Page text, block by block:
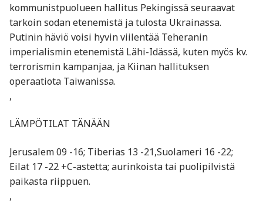
kommunistpuolueen hallitus Pekingissä seuraavat
tarkoin sodan etenemistä ja tulosta Ukrainassa.
Putinin häviö voisi hyvin viilentää Teheranin
imperialismin etenemistä Lähi-Idässä, kuten myös kv.
terrorismin kampanjaa, ja Kiinan hallituksen
operaatiota Taiwanissa.
,
LÄMPÖTILAT TÄNÄÄN
Jerusalem 09 -16; Tiberias 13 -21,Suolameri 16 -22;
Eilat 17 -22 +C-astetta; aurinkoista tai puolipilvistä
paikasta riippuen.
,